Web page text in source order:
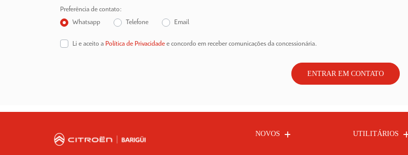
Preferência de contato:
Whatsapp
Telefone Email
Li e aceito a Política de Privacidade e concordo em receber comunicações da concessionária.
ENTRAR EM CONTATO
NOVOS UTILITÁRIOS